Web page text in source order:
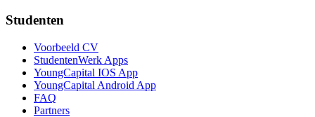
Studenten
Voorbeeld CV
StudentenWerk Apps
YoungCapital IOS App
YoungCapital Android App
FAQ
Partners